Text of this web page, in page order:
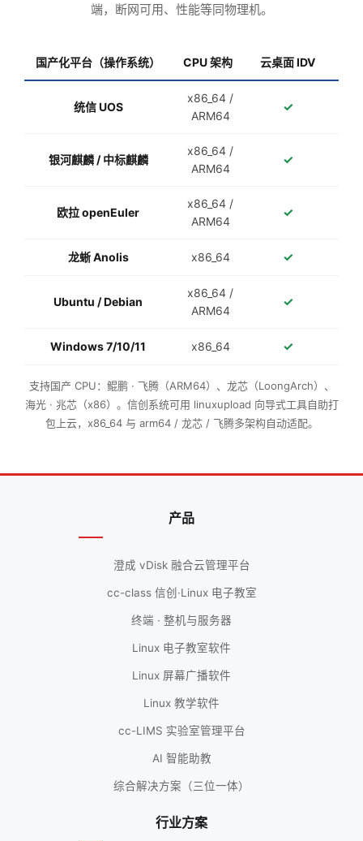
端，断网可用、性能等同物理机。
国产化平台（操作系统） CPU 架构 云桌面 IDV
统信 UOS
x86_64 /
ARM64
✓
银河麒麟 / 中标麒麟
x86_64 /
ARM64
✓
欧拉 openEuler
x86_64 /
ARM64
✓
龙蜥 Anolis x86_64 ✓
Ubuntu / Debian
x86_64 /
ARM64
✓
Windows 7/10/11 x86_64 ✓
支持国产 CPU：鲲鹏 · 飞腾（ARM64）、龙芯（LoongArch）、
海光 · 兆芯（x86）。信创系统可用 linuxupload 向导式工具自助打
包上云，x86_64 与 arm64 / 龙芯 / 飞腾多架构自动适配。
产品
澄成 vDisk 融合云管理平台
cc-class 信创·Linux 电子教室
终端 · 整机与服务器
Linux 电子教室软件
Linux 屏幕广播软件
Linux 教学软件
cc-LIMS 实验室管理平台
AI 智能助教
综合解决方案（三位一体）
行业方案